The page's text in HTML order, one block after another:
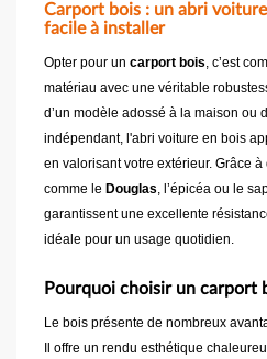
Carport bois : un abri
facile à installer
Opter pour un carport bois, c’est
matériau avec une véritable
d’un modèle adossé à la maison ou
indépendant, l'abri voiture en bois
en valorisant votre extérieur. Grâce
comme le Douglas, l’épicéa ou le
garantissent une excellente
idéale pour un usage quotidien.
Pourquoi choisir un carport
Le bois présente de nombreux
Il offre un rendu esthétique